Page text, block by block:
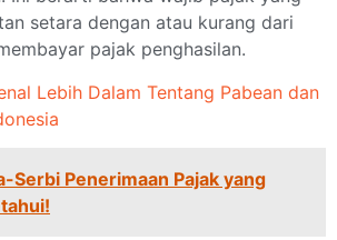
setara dengan atau kurang dari
pajak penghasilan.
Lebih Dalam Tentang Pabean dan
Serbi Penerimaan Pajak yang